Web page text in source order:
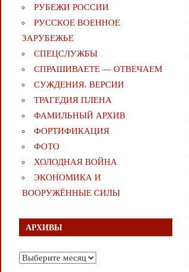
РУБЕЖИ РОССИИ
РУССКОЕ ВОЕННОЕ
ЗАРУБЕЖЬЕ
СПЕЦСЛУЖБЫ
СПРАШИВАЕТЕ — ОТВЕЧАЕМ
СУЖДЕНИЯ. ВЕРСИИ
ТРАГЕДИЯ ПЛЕНА
ФАМИЛЬНЫЙ АРХИВ
ФОРТИФИКАЦИЯ
ФОТО
ХОЛОДНАЯ ВОЙНА
ЭКОНОМИКА И
ВООРУЖЁННЫЕ СИЛЫ
АРХИВЫ
Архивы